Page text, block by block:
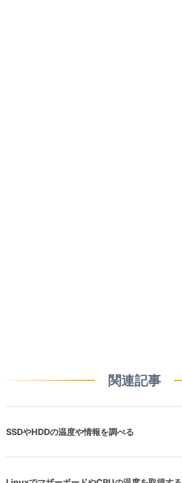
関連記事
SSDやHDDの温度や情報を調べる